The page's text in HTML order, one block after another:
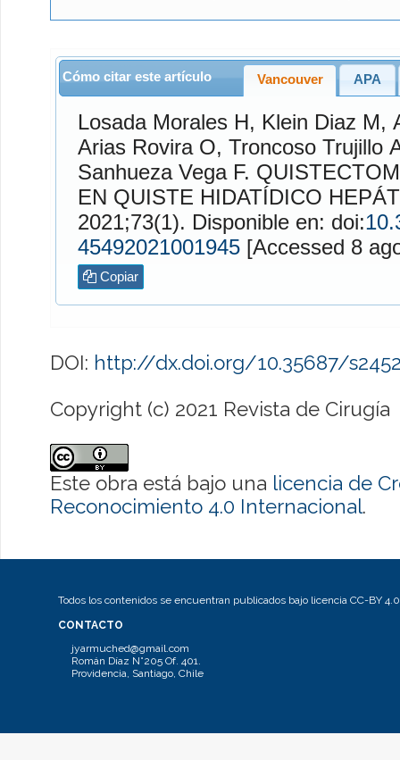
Cómo citar este artículo Vancouver APA
Losada MoralesH, Klein Diaz M,
Arias RoviraO, Troncoso Trujillo
Sanhueza VegaF. QUISTECTOMÍA LAPAROSCÓPICA
EN QUISTE HIDATÍDICO
2021;73(1). Disponible en: doi:
45492021001945
Copiar
DOI: http://dx.doi.org/10.35687/
Copyright (c) 2021 Revista de Cirugía
Este obra está bajo una licencia de
Reconocimiento 4.0 Internacional.
Todos los contenidos se encuentran publicados bajo licencia CC-BY 4.0
CONTACTO
jyarmuched@gmail.com
Román Díaz N°205 Of. 401.
Providencia, Santiago, Chile